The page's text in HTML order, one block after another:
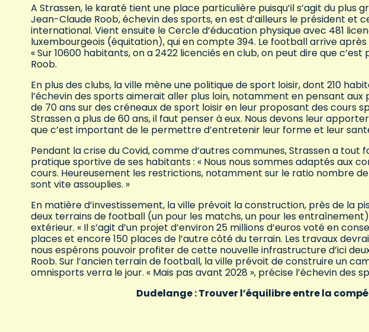
A Strassen, le karaté tient une place particulière puisqu’il s’agit du plus
Jean-Claude Roob, échevin des sports, en est d’ailleurs le président et
international. Vient ensuite le Cercle d’éducation physique avec 481
luxembourgeois (équitation), qui en compte 394. Le football arrive
« Sur 10600 habitants, on a 2422 licenciés en club, on peut dire que
Roob.
En plus des clubs, la ville mène une politique de sport loisir, dont 210
l’échevin des sports aimerait aller plus loin, notamment en pensant aux
de 70 ans sur des créneaux de sport loisir en leur proposant des cours
Strassen a plus de 60 ans, il faut penser à eux. Nous devons leur
que c’est important de le permettre d’entretenir leur forme et leur
Pendant la crise du Covid, comme d’autres communes, Strassen a tout
pratique sportive de ses habitants : « Nous nous sommes adaptés aux
cours. Heureusement les restrictions, notamment sur le ratio nombre
sont vite assouplies. »
En matière d’investissement, la ville prévoit la construction, près de la
deux terrains de football (un pour les matchs, un pour les
extérieur. « Il s’agit d’un projet d’environ 25 millions d’euros voté en
places et encore 150 places de l’autre côté du terrain. Les travaux
nous espérons pouvoir profiter de cette nouvelle infrastructure d’ici
Roob. Sur l’ancien terrain de football, la ville prévoit de construire un
omnisports verra le jour. « Mais pas avant 2028 », précise l’échevin des
Dudelange : Trouver l’équilibre entre la